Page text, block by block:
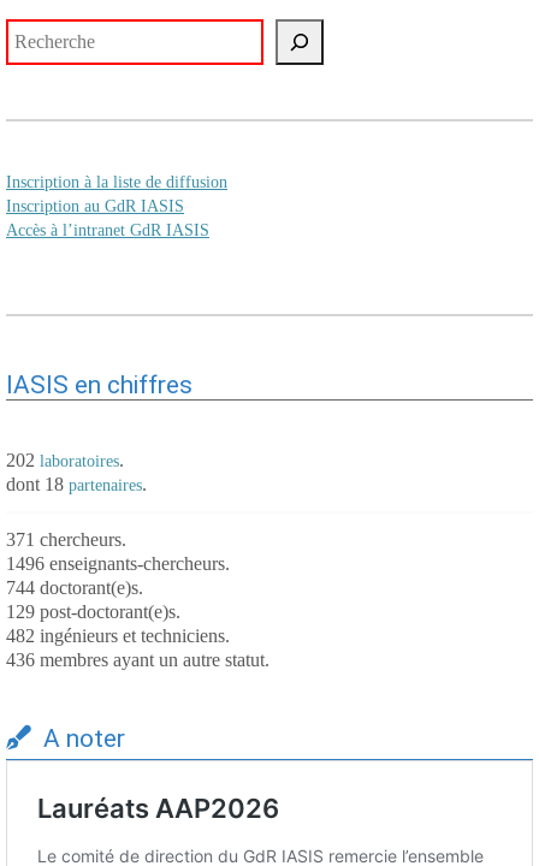
Inscription à la liste de diffusion
Inscription au GdR IASIS
Accès à l’intranet GdR IASIS
IASIS en chiffres
202 laboratoires.
dont 18 partenaires.
371 chercheurs.
1496 enseignants-chercheurs.
744 doctorant(e)s.
129 post-doctorant(e)s.
482 ingénieurs et techniciens.
436 membres ayant un autre statut.
A noter